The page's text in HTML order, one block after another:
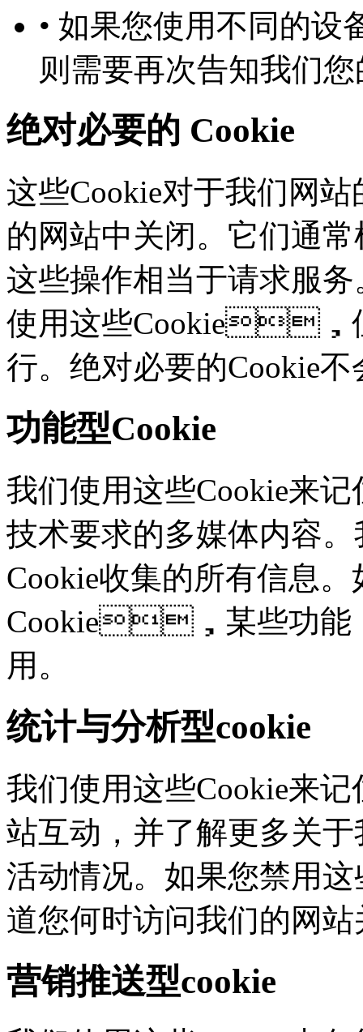
• 如果您使用不同的设
则需要再次告知我们
绝对必要的 Cookie
这些Cookie对于我们网站
的网站中关闭。它们通常
这些操作相当于请求服
使用这些Cookie，
行。绝对必要的Cookie
功能型Cookie
我们使用这些Cookie来
技术要求的多媒体内容
Cookie收集的所有信息
Cookie，某些功能
用。
统计与分析型cookie
我们使用这些Cookie来
站互动，并了解更多
活动情况。如果您禁用
道您何时访问我们的网
营销推送型cookie